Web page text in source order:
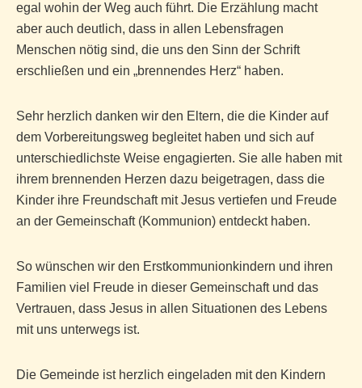
egal wohin der Weg auch führt. Die Erzählung macht
aber auch deutlich, dass in allen Lebensfragen
Menschen nötig sind, die uns den Sinn der Schrift
erschließen und ein „brennendes Herz“ haben.
Sehr herzlich danken wir den Eltern, die die Kinder auf
dem Vorbereitungsweg begleitet haben und sich auf
unterschiedlichste Weise engagierten. Sie alle haben mit
ihrem brennenden Herzen dazu beigetragen, dass die
Kinder ihre Freundschaft mit Jesus vertiefen und Freude
an der Gemeinschaft (Kommunion) entdeckt haben.
So wünschen wir den Erstkommunionkindern und ihren
Familien viel Freude in dieser Gemeinschaft und das
Vertrauen, dass Jesus in allen Situationen des Lebens
mit uns unterwegs ist.
Die Gemeinde ist herzlich eingeladen mit den Kindern